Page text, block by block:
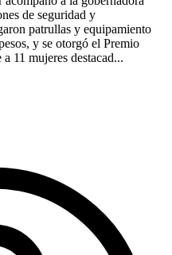
de seguridad y
patrullas y equipamiento
y se otorgó el Premio
11 mujeres destacad...